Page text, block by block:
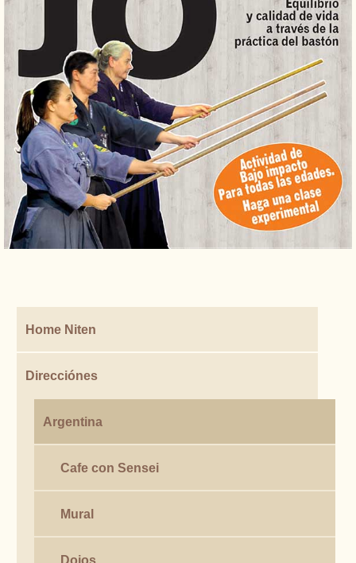
Home Niten
Direcciónes
Argentina
Cafe con Sensei
Mural
Dojos